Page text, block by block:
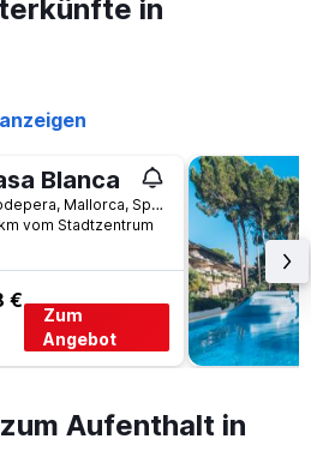
in
Blanca
Capdepera, Mallorca, Spanien
vom Stadtzentrum
€
Zum
Angebot
Aufenthalt in